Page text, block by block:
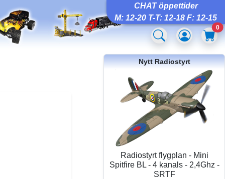
CHAT öppettider
M: 12-20 T-T: 12-18 F: 12-15
0
Nytt Radiostyrt
Radiostyrt flygplan - Mini
Spitfire BL - 4 kanals - 2,4Ghz -
SRTF